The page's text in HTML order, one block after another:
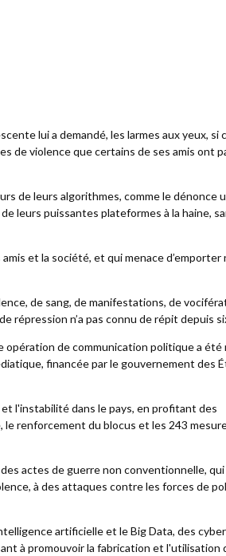
lui a demandé, les larmes aux yeux, si
de violence que certains de ses amis ont
de leurs algorithmes, comme le dénonce
leurs puissantes plateformes à la haine,
et la société, et qui menace d’emporter
de sang, de manifestations, de
répression n’a pas connu de répit depuis
opération de communication politique a été
financée par le gouvernement des
l'instabilité dans le pays, en profitant des
le renforcement du blocus et les 243
actes de guerre non conventionnelle,
à des attaques contre les forces de
artificielle et le Big Data, des
à promouvoir la fabrication et l'utilisation